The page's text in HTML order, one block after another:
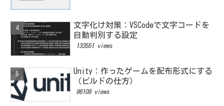
文字化け対策：VSCodeで文字コードを
自動判別する設定
133551 views
Unity：作ったゲームを配布形式にする
（ビルドの仕方）
96108 views